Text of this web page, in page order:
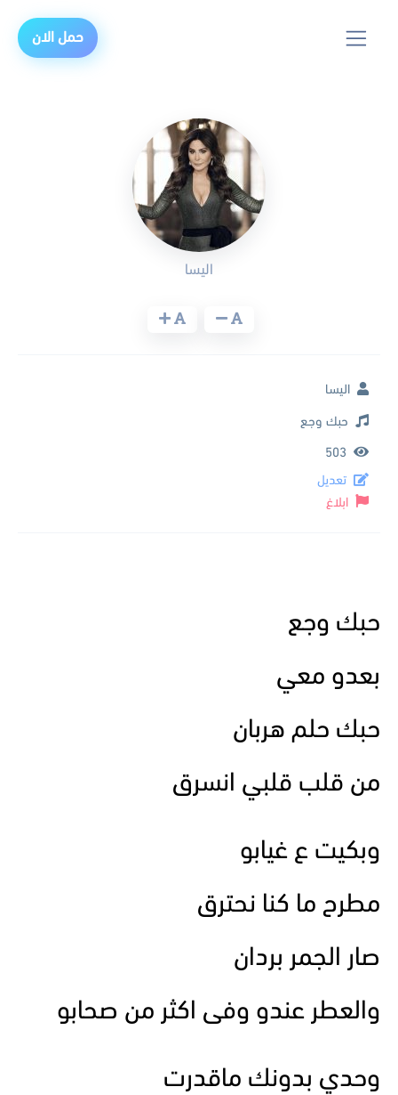
حمل الان
حبك وجع
بعدو معي
حبك حلم هربان
من قلب قلبي انسرق
وبكيت ع غيابو
مطرح ما كنا نحترق
صار الجمر بردان
والعطر عندو وفى اكثر من صحابو
وحدي بدونك ماقدرت
اليسا
اليسا
حبك وجع
503
تعديل
ابلاغ